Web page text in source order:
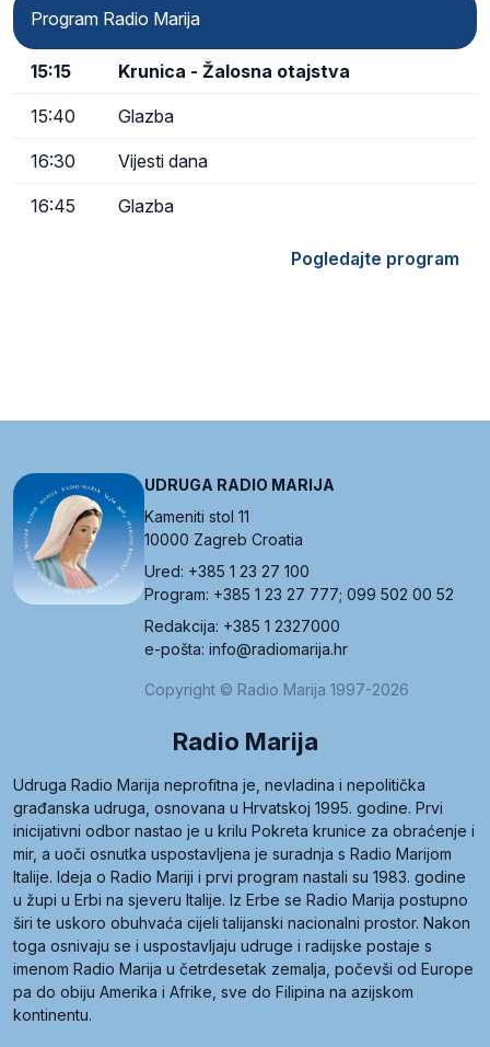
Program Radio Marija
15:15 Krunica - Žalosna otajstva
15:40 Glazba
16:30 Vijesti dana
16:45 Glazba
Pogledajte program
UDRUGA RADIO MARIJA
Kameniti stol 11
10000 Zagreb Croatia
Ured: +385 1 23 27 100
Program: +385 1 23 27 777; 099 502 00 52
Redakcija: +385 1 2327000
e-pošta: info@radiomarija.hr
Copyright © Radio Marija 1997-2026
Radio Marija
Udruga Radio Marija neprofitna je, nevladina i nepolitička
građanska udruga, osnovana u Hrvatskoj 1995. godine. Prvi
inicijativni odbor nastao je u krilu Pokreta krunice za obraćenje i
mir, a uoči osnutka uspostavljena je suradnja s Radio Marijom
Italije. Ideja o Radio Mariji i prvi program nastali su 1983. godine
u župi u Erbi na sjeveru Italije. Iz Erbe se Radio Marija postupno
širi te uskoro obuhvaća cijeli talijanski nacionalni prostor. Nakon
toga osnivaju se i uspostavljaju udruge i radijske postaje s
imenom Radio Marija u četrdesetak zemalja, počevši od Europe
pa do obiju Amerika i Afrike, sve do Filipina na azijskom
kontinentu.